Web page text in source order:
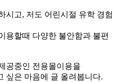
시고, 저도 어린시절 유학 경험
용할때 다양한 불안함과 불편
공중인 전용몰이용을
싶은 마음에 글 올려봅니다.